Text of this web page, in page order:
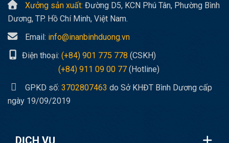
Xưởng sản xuất: Đường D5, KCN Phú Tân, Phường Bình
Dương, TP. Hồ Chí Minh, Việt Nam.
Email: info@inanbinhduong.vn
Điện thoại: (+84) 901 775 778 (CSKH)
(+84) 911 09 00 77 (Hotline)
GPKD số: 3702807463 do Sở KHĐT Bình Dương cấp
ngày 19/09/2019